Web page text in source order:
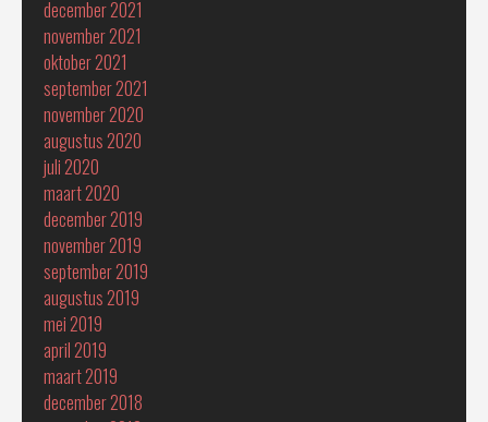
december 2021
november 2021
oktober 2021
september 2021
november 2020
augustus 2020
juli 2020
maart 2020
december 2019
november 2019
september 2019
augustus 2019
mei 2019
april 2019
maart 2019
december 2018